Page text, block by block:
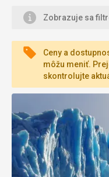
Zobrazuje sa
Ceny a
môžu meniť.
skontrolujte